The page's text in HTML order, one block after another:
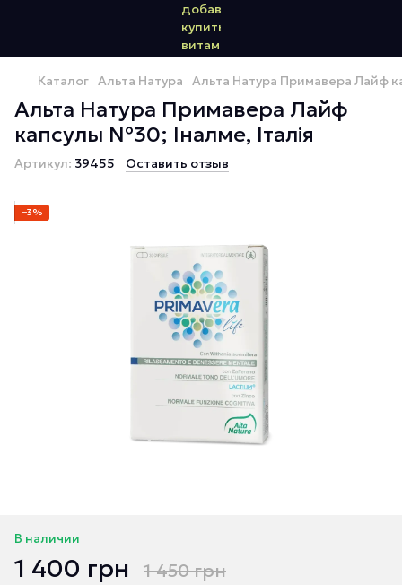
Каталог Альта Натура Альта Натура Примавера Лайф
Альта Натура Примавера Лайф
капсулы №30; Іналме, Італія
Артикул: 39455 Оставить отзыв
−3%
В наличии
1 400 грн 1 450 грн